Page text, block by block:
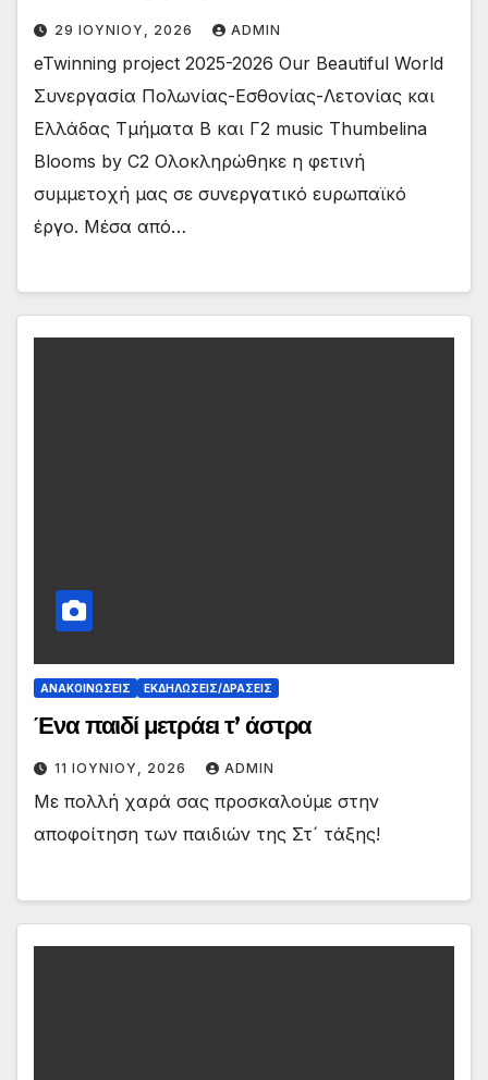
29 ΙΟΥΝΊΟΥ, 2026 ADMIN
eTwinning project 2025-2026 Our Beautiful World
Συνεργασία Πολωνίας-Εσθονίας-Λετονίας και
Ελλάδας Τμήματα Β και Γ2 music Thumbelina
Blooms by C2 Ολοκληρώθηκε η φετινή
συμμετοχή μας σε συνεργατικό ευρωπαϊκό
έργο. Μέσα από…
ΑΝΑΚΟΙΝΏΣΕΙΣ ΕΚΔΗΛΏΣΕΙΣ/ΔΡΆΣΕΙΣ
Ένα παιδί μετράει τ’ άστρα
11 ΙΟΥΝΊΟΥ, 2026 ADMIN
Με πολλή χαρά σας προσκαλούμε στην
αποφοίτηση των παιδιών της Στ´ τάξης!